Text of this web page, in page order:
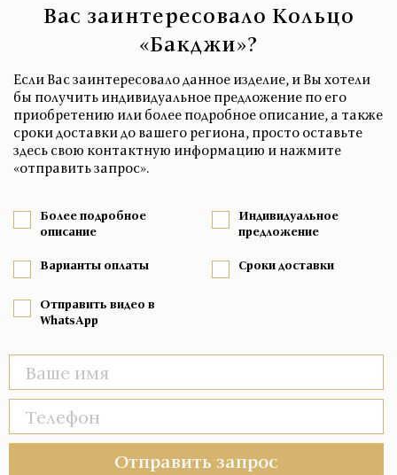
Вас заинтересовало Кольцо
«Бакджи»?
Если Вас заинтересовало данное изделие, и Вы хотели
бы получить индивидуальное предложение по его
приобретению или более подробное описание, а также
сроки доставки до вашего региона, просто оставьте
здесь свою контактную информацию и нажмите
«отправить запрос».
Более подробное
описание
Индивидуальное
предложение
Варианты оплаты Сроки доставки
Отправить видео в
WhatsApp
Отправить запрос